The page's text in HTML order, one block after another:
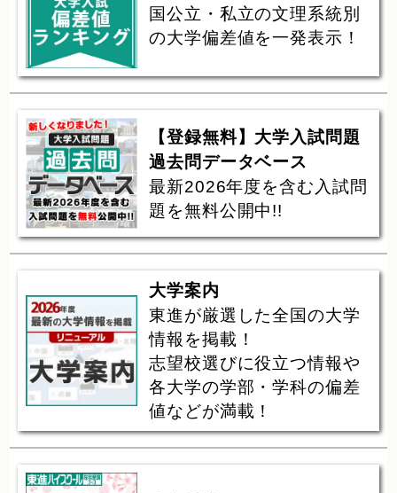
国公立・私立の文理系統別
の大学偏差値を一発表示！
【登録無料】大学入試問題
過去問データベース
最新2026年度を含む入試問
題を無料公開中!!
大学案内
東進が厳選した全国の大学
情報を掲載！
志望校選びに役立つ情報や
各大学の学部・学科の偏差
値などが満載！